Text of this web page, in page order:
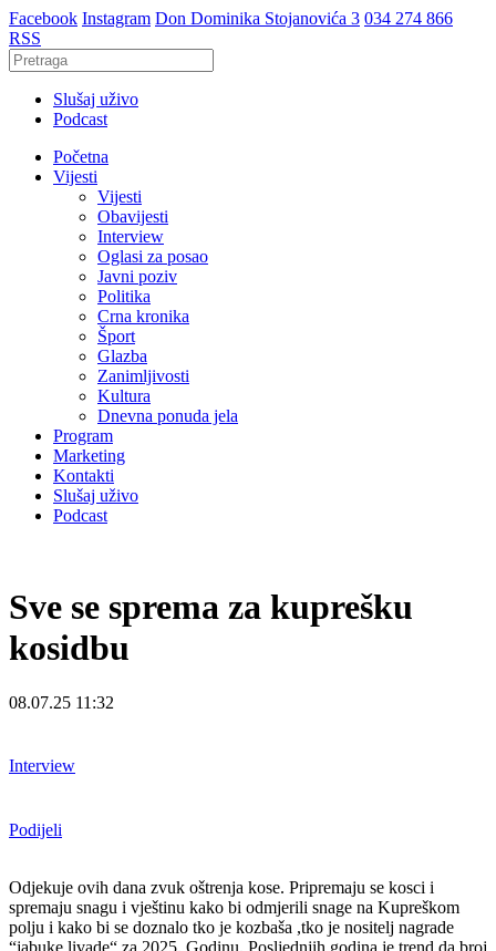
Facebook Instagram Don Dominika Stojanovića 3 034 274 866
RSS
Slušaj uživo
Podcast
Početna
Vijesti
Vijesti
Obavijesti
Interview
Oglasi za posao
Javni poziv
Politika
Crna kronika
Šport
Glazba
Zanimljivosti
Kultura
Dnevna ponuda jela
Program
Marketing
Kontakti
Slušaj uživo
Podcast
Sve se sprema za kuprešku
kosidbu
08.07.25 11:32
Interview
Podijeli
Odjekuje ovih dana zvuk oštrenja kose. Pripremaju se kosci i
spremaju snagu i vještinu kako bi odmjerili snage na Kupreškom
polju i kako bi se doznalo tko je kozbaša ,tko je nositelj nagrade
“jabuke livade“ za 2025. Godinu. Posljednjih godina je trend da broj